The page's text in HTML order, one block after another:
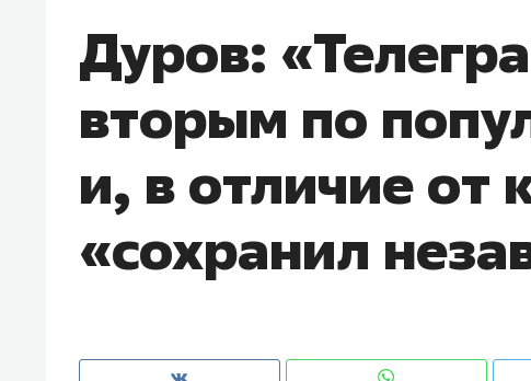
Дуров:
вторым по
и, в отличие от
«сохранил